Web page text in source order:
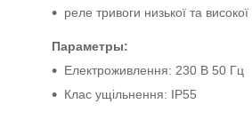
реле тривоги низької та
Параметры:
Електроживлення: 230 В 50 Гц
Клас ущільнення: IP55